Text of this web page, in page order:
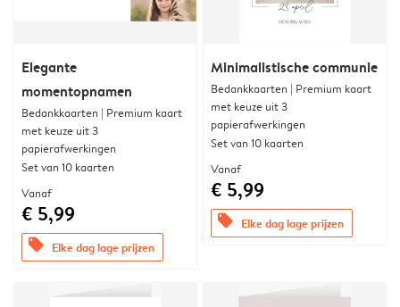
Elegante
momentopnamen
Bedankkaarten | Premium kaart
met keuze uit 3
papierafwerkingen
Set van 10 kaarten
Vanaf
€ 5,99
offers Elke dag lage prijzen
Minimalistische communie
Bedankkaarten | Premium kaart
met keuze uit 3
papierafwerkingen
Set van 10 kaarten
Vanaf
€ 5,99
offers Elke dag lage prijzen